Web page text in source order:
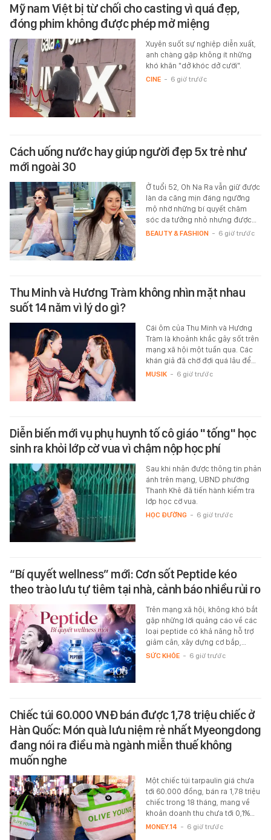
Mỹ nam Việt bị từ chối cho casting vì quá đẹp,
đóng phim không được phép mở miệng
Xuyên suốt sự nghiệp diễn xuất,
anh chàng gặp không ít những
khó khăn "dở khóc dở cười".
CINE - 6 giờ trước
Cách uống nước hay giúp người đẹp 5x trẻ như
mới ngoài 30
Ở tuổi 52, Oh Na Ra vẫn giữ được
làn da căng mịn đáng ngưỡng
mộ nhờ những bí quyết chăm
sóc da tưởng nhỏ nhưng được…
BEAUTY & FASHION - 6 giờ trước
Thu Minh và Hương Tràm không nhìn mặt nhau
suốt 14 năm vì lý do gì?
Cái ôm của Thu Minh và Hương
Tràm là khoảnh khắc gây sốt trên
mạng xã hội một tuần qua. Các
khán giả đã chờ đợi quá lâu để…
MUSIK - 6 giờ trước
Diễn biến mới vụ phụ huynh tố cô giáo "tống" học
sinh ra khỏi lớp cờ vua vì chậm nộp học phí
Sau khi nhận được thông tin phản
ánh trên mạng, UBND phường
Thanh Khê đã tiến hành kiểm tra
lớp học cờ vua.
HỌC ĐƯỜNG - 6 giờ trước
“Bí quyết wellness” mới: Cơn sốt Peptide kéo
theo trào lưu tự tiêm tại nhà, cảnh báo nhiều rủi ro
Trên mạng xã hội, không khó bắt
gặp những lời quảng cáo về các
loại peptide có khả năng hỗ trợ
giảm cân, xây dựng cơ bắp,…
SỨC KHỎE - 6 giờ trước
Chiếc túi 60.000 VNĐ bán được 1,78 triệu chiếc ở
Hàn Quốc: Món quà lưu niệm rẻ nhất Myeongdong
đang nói ra điều mà ngành miễn thuế không
muốn nghe
Một chiếc túi tarpaulin giá chưa
tới 60.000 đồng, bán ra 1,78 triệu
chiếc trong 18 tháng, mang về
khoản doanh thu chưa tới 0,1%…
MONEY.14 - 6 giờ trước